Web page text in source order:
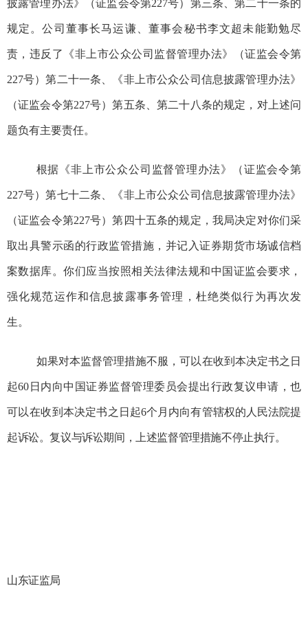
披露管理办法》 （证监会令第227号） 第三条、第二十一条的
规定。公司 董事长马运谦、董事会秘书李文超未能勤勉尽
责， 违反了《非上市公众公司监督管理办法》（证监会令第
227号）第二十一条、 《非上市公众公司信息披露管理办法》
（证监会令第227号）第五条、第二十八条的规定， 对上述问
题负有主要责任。
根据《非上市公众公司监督管理办法》（证监会令第
227号）第七十二条、《非上市公众公司信息披露管理办法》
（证监会令第227号）第四十五条的规定 ， 我局决定对你们采
取出具警示函的行政监管措施， 并记入证券期货市场诚信档
案数据库。你们应当按照相关法律法规和中国证监会要求，
强化规范运作和信息披露事务管理，杜绝类似行为再次发
生。
如果对本监督管理措施不服，可以在收到本决定书之日
起60 日内向中国证券监督管理委员会提出行政复议申请，也
可以在收到本决定书之日起6个月内向有管辖权的人民法院提
起诉讼。复议与诉讼期间，上述监督管理措施不停止执行。
山东证监局